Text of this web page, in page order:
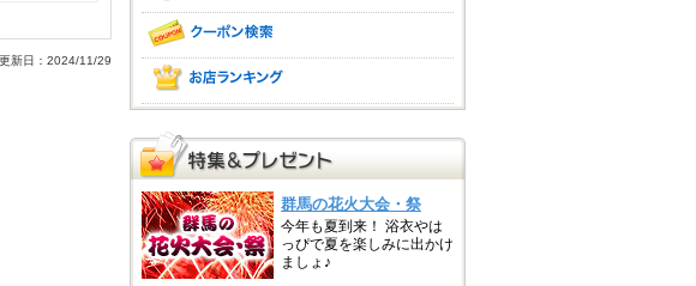
新日：2024/11/29